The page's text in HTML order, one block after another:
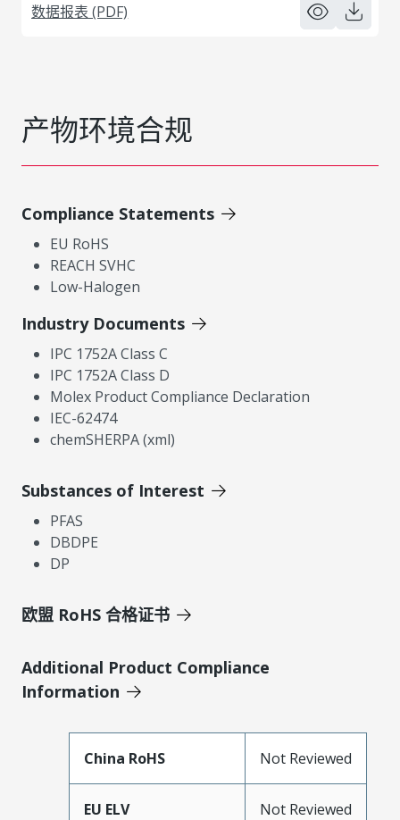
数据报表 (PDF)
产物环境合规
Compliance Statements
EU RoHS
REACH SVHC
Low-Halogen
Industry Documents
IPC 1752A Class C
IPC 1752A Class D
Molex Product Compliance Declaration
IEC-62474
chemSHERPA (xml)
Substances of Interest
PFAS
DBDPE
DP
欧盟 RoHS 合格证书
Additional Product Compliance
Information
China RoHS Not Reviewed
EU ELV Not Reviewed